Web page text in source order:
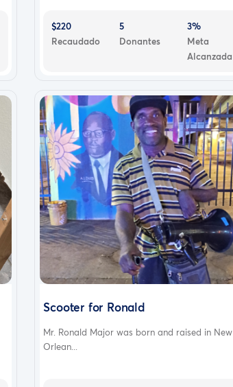
$220
Recaudado
5
Donantes
3%
Meta
Alcanzada
Scooter for Ronald
Mr. Ronald Major was born and raised in New
Orlean...